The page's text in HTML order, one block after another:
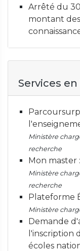
Arrêté du
montant
Services
Ministère
recherche
Mon master
Ministère
recherche
Plateforme
Ministère
Demande
l'inscription
écoles